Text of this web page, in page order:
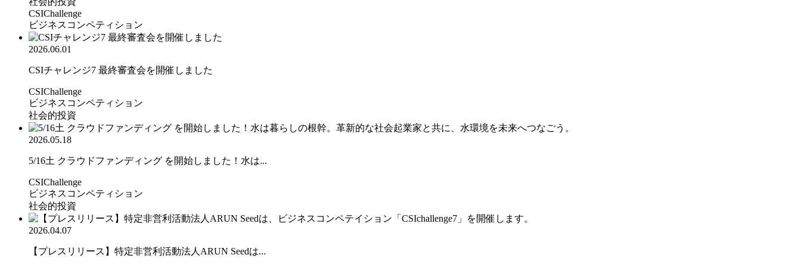
CSIChallenge
ビジネスコンペティション
2026.06.01
CSIチャレンジ7 最終審査会を開催しました
CSIChallenge
ビジネスコンペティション
社会的投資
2026.05.18
5/16土 クラウドファンディング を開始しました！水は...
CSIChallenge
ビジネスコンペティション
社会的投資
2026.04.07
【プレスリリース】特定非営利活動法人ARUN Seedは...